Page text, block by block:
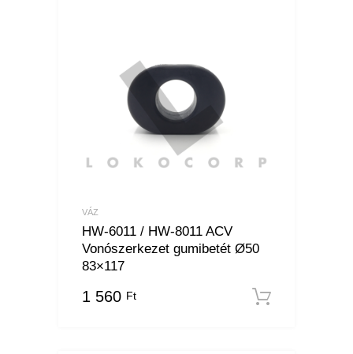
VÁZ
HW-6011 / HW-8011 ACV
Vonószerkezet gumibetét Ø50
83×117
1 560 Ft